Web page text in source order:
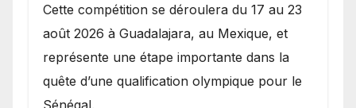
Cette compétition se déroulera du 17 au 23
août 2026 à Guadalajara, au Mexique, et
représente une étape importante dans la
quête d’une qualification olympique pour le
Sénégal.